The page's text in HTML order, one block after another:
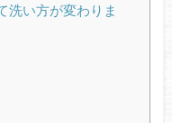
洗い方が変わりま